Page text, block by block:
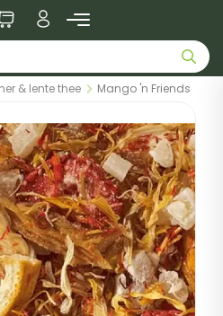
& lente thee Mango 'n Friends